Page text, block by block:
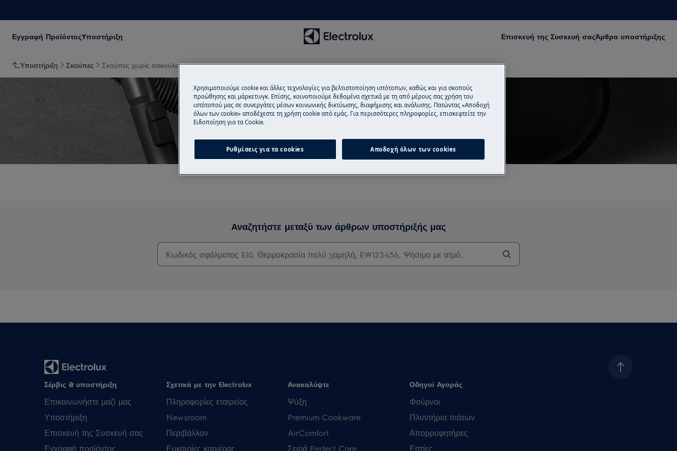
Εγγραφή ΠροϊόντοςΥποστήριξη Επισκευή της Συσκευή σαςΆρθρα υποστήριξης
Υποστήριξη Σκούπες Σκούπες χωρίς σακούλα
Υποστήριξη για Σκούπες χωρίς σακούλα
Αναζητήστε μεταξύ των άρθρων υποστήριξής μας
Σέρβις & υποστήριξη
Επικοινωνήστε μαζί μας
Υποστήριξη
Επισκευή της Συσκευή σας
Εγγραφή προϊόντος
Σχετικά με την Electrolux
Πληροφορίες εταιρείας
Newsroom
Περιβάλλον
Ευκαιρίες καριέρας
Ανακαλύψτε
Ψύξη
Premium Cookware
AirComfort
Σειρά Perfect Care
Οδηγοί Αγοράς
Φούρνοι
Πλυντήρια πιάτων
Απορροφητήρες
Εστίες
Χρησιμοποιούμε cookie και άλλες τεχνολογίες για βελτιστοποίηση ιστότοπων, καθώς και για σκοπούς
προώθησης και μάρκετινγκ. Επίσης, κοινοποιούμε δεδομένα σχετικά με τη από μέρους σας χρήση του
ιστότοπού μας σε συνεργάτες μέσων κοινωνικής δικτύωσης, διαφήμισης και ανάλυσης. Πατώντας «Αποδοχή
όλων των cookie» αποδέχεστε τη χρήση cookie από εμάς. Για περισσότερες πληροφορίες, επισκεφτείτε την
Ειδοποίηση για τα Cookie.
Ρυθμίσεις για τα cookies Αποδοχή όλων των cookies